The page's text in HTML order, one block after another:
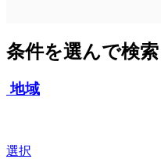
条件を選んで検索
地域
選択